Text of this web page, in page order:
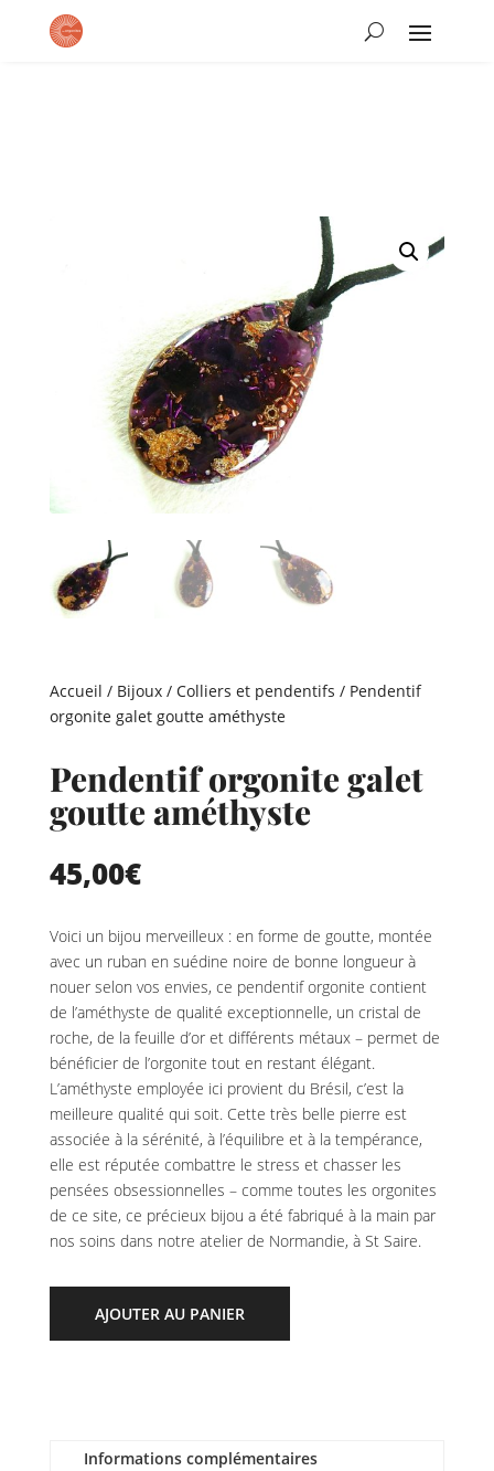
Accueil / Bijoux/ Colliers et pendentifs / Pendentif
orgonite galet goutte améthyste
Pendentif orgonite galet
goutte améthyste
45,00€
Voici un bijou merveilleux : en forme de goutte, montée
avec un ruban en suédine noire de bonne longueur à
nouer selon vos envies, ce pendentif orgonite contient
de l’améthyste de qualité exceptionnelle, un cristal de
roche, de la feuille d’or et différents métaux – permet de
bénéficier de l’orgonite tout en restant élégant.
L’améthyste employée ici provient du Brésil, c’est la
meilleure qualité qui soit. Cette très belle pierre est
associée à la sérénité, à l’équilibre et à la tempérance,
elle est réputée combattre le stress et chasser les
pensées obsessionnelles – comme toutes les orgonites
de ce site, ce précieux bijou a été fabriqué à la main par
nos soins dans notre atelier de Normandie, à St Saire.
AJOUTER AU PANIER
Informations complémentaires